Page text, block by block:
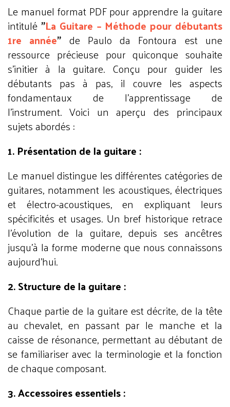
Le manuel format PDF pour apprendre la guitare
intitulé "La Guitare – Méthode pour débutants
1re année" de Paulo da Fontoura est une
ressource précieuse pour quiconque souhaite
s'initier à la guitare. Conçu pour guider les
débutants pas à pas, il couvre les aspects
fondamentaux de l'apprentissage de
l'instrument. Voici un aperçu des principaux
sujets abordés :
1. Présentation de la guitare :
Le manuel distingue les différentes catégories de
guitares, notamment les acoustiques, électriques
et électro-acoustiques, en expliquant leurs
spécificités et usages. Un bref historique retrace
l'évolution de la guitare, depuis ses ancêtres
jusqu'à la forme moderne que nous connaissons
aujourd'hui.
2. Structure de la guitare :
Chaque partie de la guitare est décrite, de la tête
au chevalet, en passant par le manche et la
caisse de résonance, permettant au débutant de
se familiariser avec la terminologie et la fonction
de chaque composant.
3. Accessoires essentiels :